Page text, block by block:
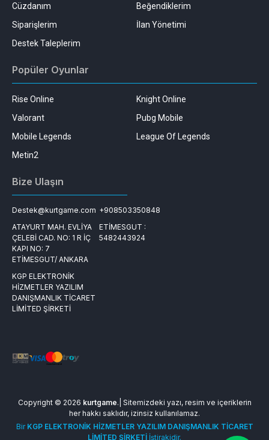
Cüzdanım
Beğendiklerim
Siparişlerim
İlan Yönetimi
Destek Taleplerim
Popüler Oyunlar
Rise Online
Knight Online
Valorant
Pubg Mobile
Mobile Legends
League Of Legends
Metin2
Bize Ulaşın
Destek@kurtgame.com +908503350848
ATAYURT MAH. EVLİYA
ÇELEBİ CAD. NO: 1 R İÇ
KAPI NO: 7
ETİMESGUT/ ANKARA
ETİMESGUT :
5482443924
KGP ELEKTRONİK
HİZMETLER YAZILIM
DANIŞMANLIK TİCARET
LİMİTED ŞİRKETİ
Copyright © 2026 kurtgame.| Sitemizdeki yazı, resim ve içeriklerin
her hakkı saklıdır, izinsiz kullanılamaz.
Bir KGP ELEKTRONİK HİZMETLER YAZILIM DANIŞMANLIK TİCARET
LİMİTED ŞİRKETİ İştirakidir.